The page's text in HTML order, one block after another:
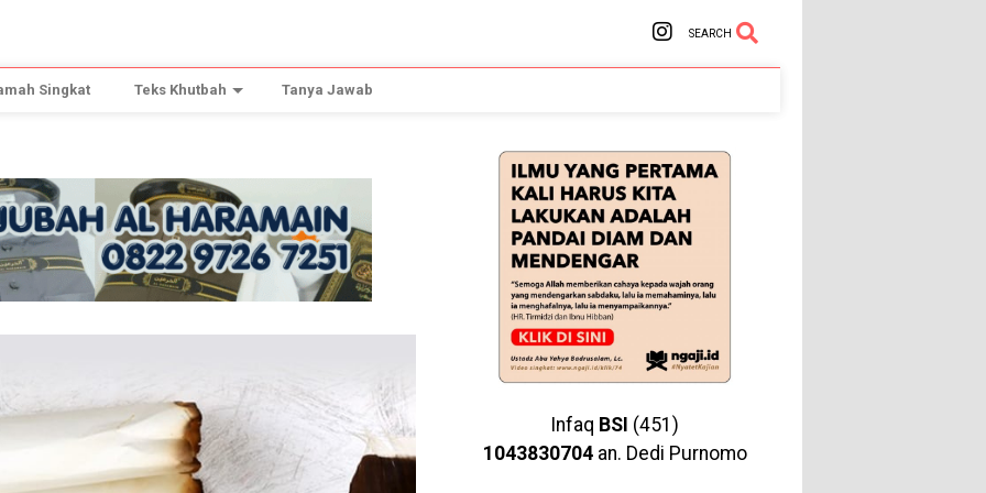
SEARCH
Singkat Teks Khutbah Tanya Jawab
Infaq BSI (451)
1043830704an. Dedi Purnomo